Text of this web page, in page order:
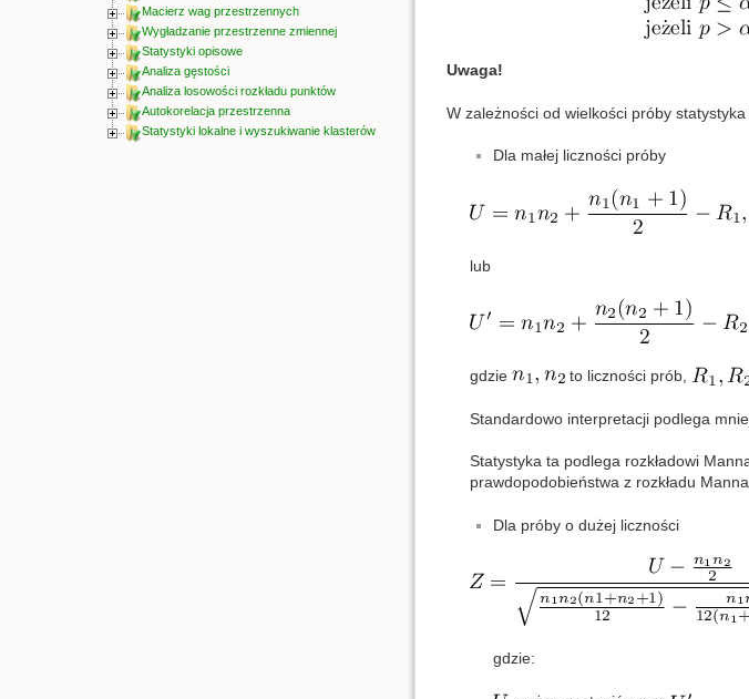
Macierz wag przestrzennych
Wygładzanie przestrzenne zmiennej
Statystyki opisowe
Analiza gęstości
Analiza losowości rozkładu punktów
Autokorelacja przestrzenna
Statystyki lokalne i wyszukiwanie klasterów
Uwaga!
W zależności od wielkości próby
Dla małej liczności próby
lub
gdzie to liczności prób,
Standardowo interpretacji podlega
Statystyka ta podlega rozkładowi
prawdopodobieństwa z rozkładu
Dla próby o dużej liczności
gdzie: